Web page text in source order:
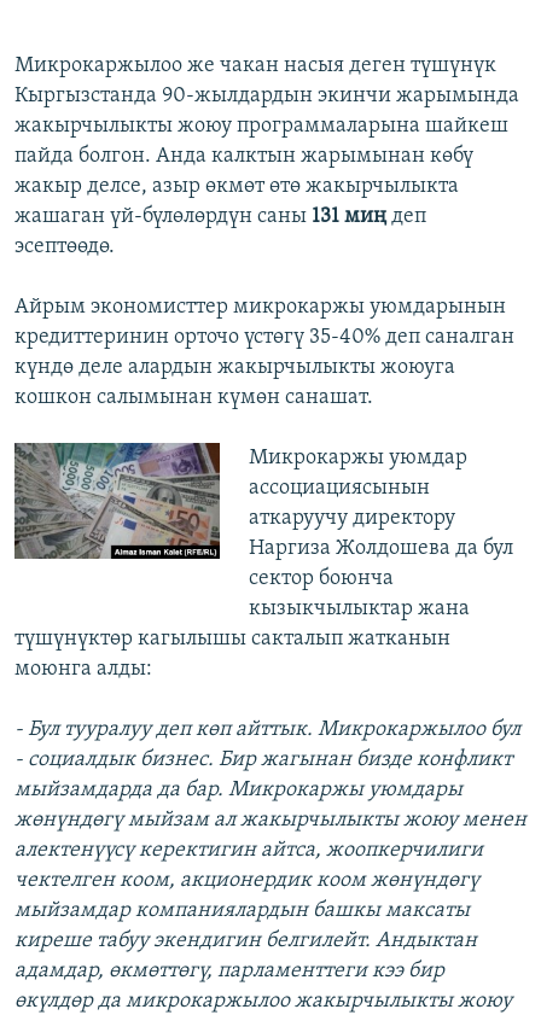
Микрокаржылоо же чакан насыя деген түшүнүк
Кыргызстанда 90-жылдардын экинчи жарымында
жакырчылыкты жоюу программаларына шайкеш
пайда болгон. Анда калктын жарымынан көбү
жакыр делсе, азыр өкмөт өтө жакырчылыкта
жашаган үй-бүлөлөрдүн саны 131 миңдеп
эсептөөдө.
Айрым экономисттер микрокаржы уюмдарынын
кредиттеринин орточо үстөгү 35-40% деп саналган
күндө деле алардын жакырчылыкты жоюуга
кошкон салымынан күмөн санашат.
Микрокаржы уюмдар
ассоциациясынын
аткаруучу директору
Наргиза Жолдошева да бул
сектор боюнча
кызыкчылыктар жана
түшүнүктөр кагылышы сакталып жатканын
моюнга алды:
- Бул тууралуу деп көп айттык. Микрокаржылоо бул
- социалдык бизнес. Бир жагынан бизде конфликт
мыйзамдарда да бар. Микрокаржы уюмдары
жөнүндөгү мыйзам ал жакырчылыкты жоюу менен
алектенүүсү керектигин айтса, жоопкерчилиги
чектелген коом, акционердик коом жөнүндөгү
мыйзамдар компаниялардын башкы максаты
киреше табуу экендигин белгилейт. Андыктан
адамдар, өкмөттөгү, парламенттеги кээ бир
өкүлдөр да микрокаржылоо жакырчылыкты жоюу